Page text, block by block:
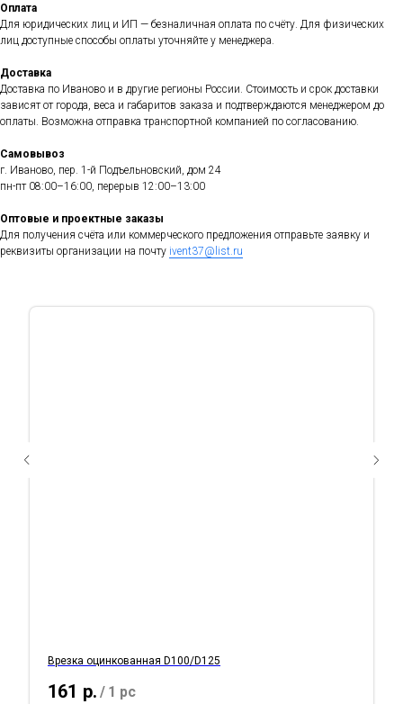
Оплата
Для юридических лиц и ИП — безналичная оплата по счёту. Для физических
лиц доступные способы оплаты уточняйте у менеджера.
Доставка
Доставка по Иваново и в другие регионы России. Стоимость и срок доставки
зависят от города, веса и габаритов заказа и подтверждаются менеджером до
оплаты. Возможна отправка транспортной компанией по согласованию.
Самовывоз
г. Иваново, пер. 1-й Подъельновский, дом 24
пн-пт 08:00–16:00, перерыв 12:00–13:00
Оптовые и проектные заказы
Для получения счёта или коммерческого предложения отправьте заявку и
реквизиты организации на почту ivent37@list.ru
Врезка оцинкованная D100/D125
161 р. / 1 pc